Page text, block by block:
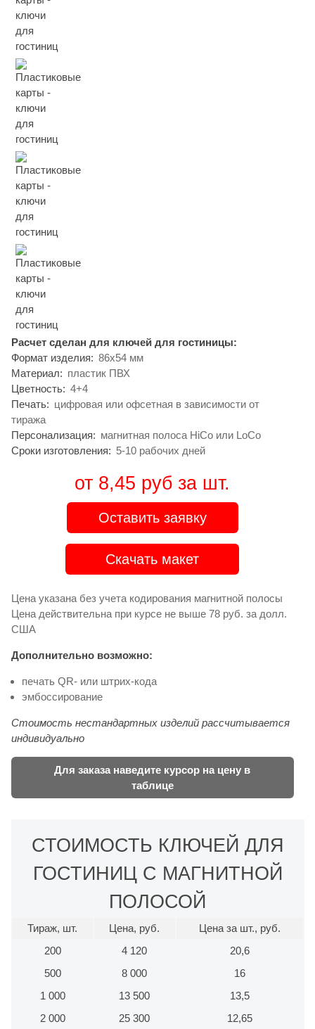
Расчет сделан для ключей для гостиницы:
Формат изделия: 86х54 мм
Материал: пластик ПВХ
Цветность: 4+4
Печать: цифровая или офсетная в зависимости от
тиража
Персонализация: магнитная полоса HiCo или LoCo
Сроки изготовления: 5-10 рабочих дней
от 8,45 руб за шт.
Оставить заявку
Скачать макет
Цена указана без учета кодирования магнитной полосы
Цена действительна при курсе не выше 78 руб. за долл.
США
Дополнительно возможно:
печать QR- или штрих-кода
эмбоссирование
Стоимость нестандартных изделий рассчитывается
индивидуально
Для заказа наведите курсор на цену в
таблице
СТОИМОСТЬ КЛЮЧЕЙ ДЛЯ
ГОСТИНИЦ С МАГНИТНОЙ
ПОЛОСОЙ
Тираж, шт. Цена, руб.
Цена за шт., руб.
200
4 120
20,6
500
8 000
16
1 000
13 500
13,5
2 000
25 300 12,65